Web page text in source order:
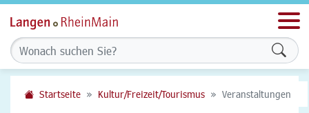
Startseite Kultur/Freizeit/Tourismus Veranstaltungen